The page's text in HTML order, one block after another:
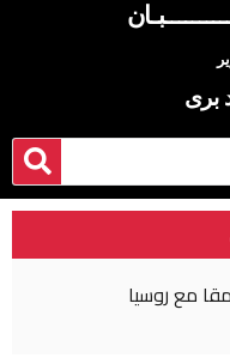
برى
مع روسيا